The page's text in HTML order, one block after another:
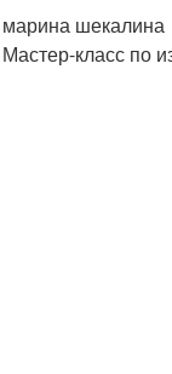
марина шекалина
Мастер-класс по